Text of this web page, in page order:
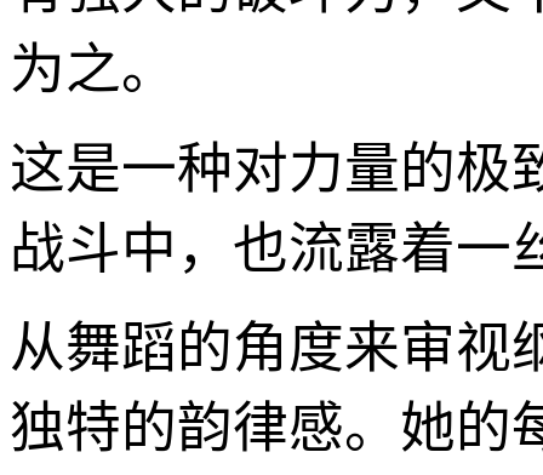
为之。
这是一种对力量的极
战斗中，也流露着一
从舞蹈的角度来审视
独特的韵律感。她的